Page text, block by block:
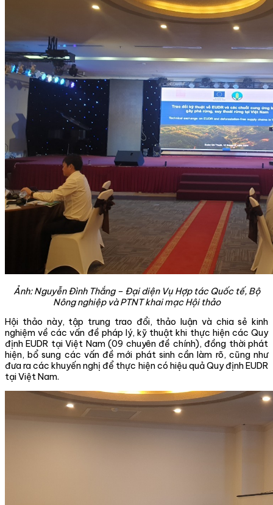
Ảnh:Nguyễn Đình Thắng – Đại diện Vụ Hợp tác Quốc tế, Bộ
Nông nghiệp và PTNT khai mạc Hội thảo
Hội thảo này, tập trung trao đổi, thảo luận và chia sẻ kinh
nghiệm về các vấn đề pháp lý, kỹ thuật khi thực hiện các Quy
định EUDR tại Việt Nam (09 chuyên đề chính), đồng thời phát
hiện, bổ sung các vấn đề mới phát sinh cần làm rõ, cũng như
đưa ra các khuyến nghị để thực hiện có hiệu quả Quy định EUDR
tại Việt Nam.